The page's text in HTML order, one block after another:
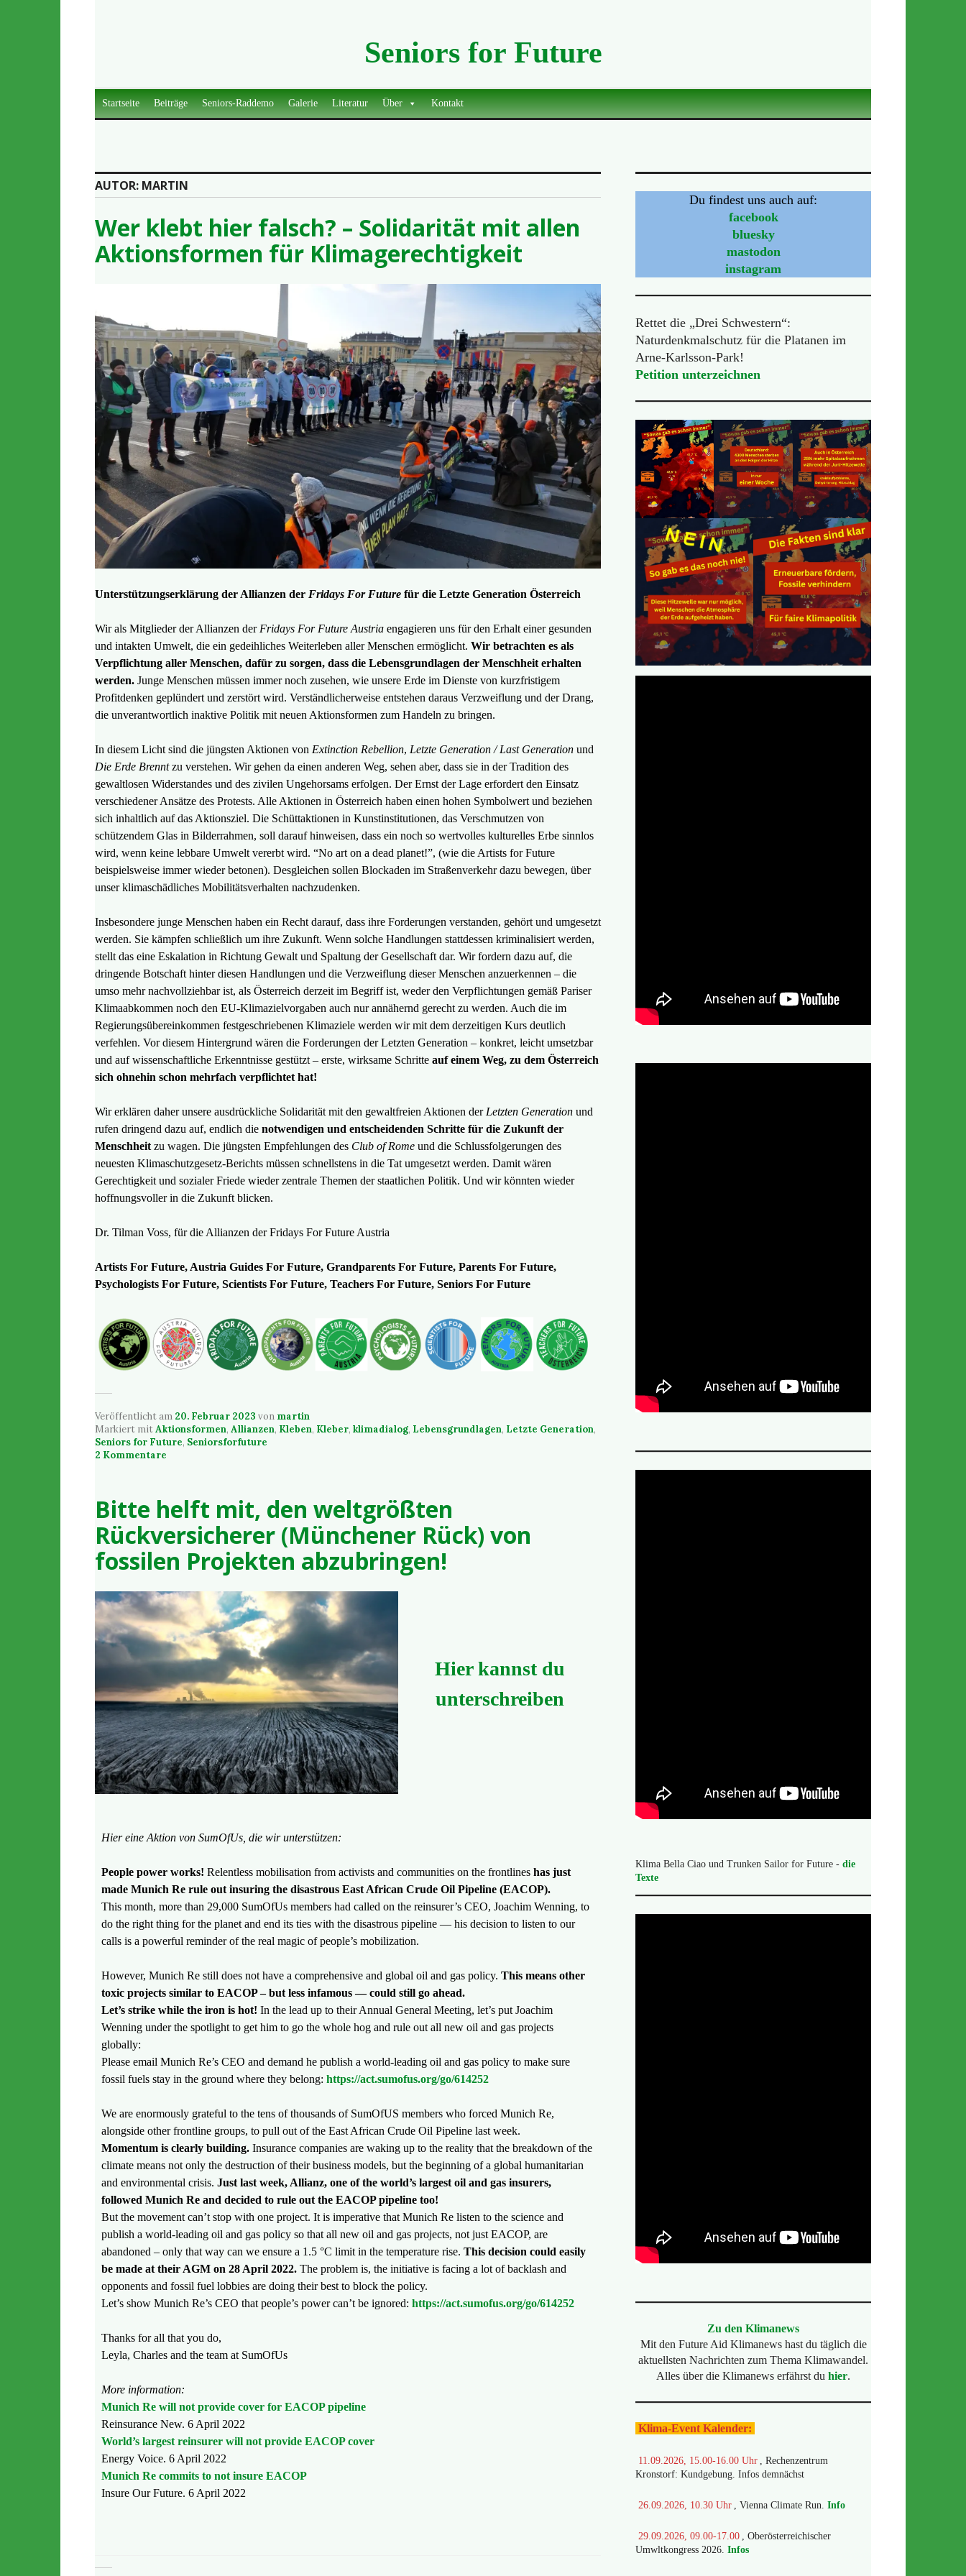
Seniors for Future
Startseite Beiträge Seniors-Raddemo Galerie Literatur Über Kontakt
AUTOR: MARTIN
Wer klebt hier falsch? – Solidarität mit allen
Aktionsformen für Klimagerechtigkeit
Unterstützungserklärung der Allianzen der Fridays For Future für die Letzte Generation Österreich
Wir als Mitglieder der Allianzen derFridays For Future Austria engagieren uns für den Erhalt einer gesunden
und intakten Umwelt, die ein gedeihliches Weiterleben aller Menschen ermöglicht. Wir betrachten es als
Verpflichtung aller Menschen, dafür zu sorgen, dass die Lebensgrundlagen der Menschheit erhalten
werden. Junge Menschen müssen immer noch zusehen, wie unsere Erde im Dienste von kurzfristigem
Profitdenken geplündert und zerstört wird. Verständlicherweise entstehen daraus Verzweiflung und der Drang,
die unverantwortlich inaktive Politik mit neuen Aktionsformen zum Handeln zu bringen.
In diesem Licht sind die jüngsten Aktionen von Extinction Rebellion, Letzte Generation / Last Generation und
Die Erde Brenntzu verstehen. Wir gehen da einen anderen Weg, sehen aber, dass sie in der Tradition des
gewaltlosen Widerstandes und des zivilen Ungehorsams erfolgen. Der Ernst der Lage erfordert den Einsatz
verschiedener Ansätze des Protests. Alle Aktionen in Österreich haben einen hohen Symbolwert und beziehen
sich inhaltlich auf das Aktionsziel. Die Schüttaktionen in Kunstinstitutionen, das Verschmutzen von
schützendem Glas in Bilderrahmen, soll darauf hinweisen, dass ein noch so wertvolles kulturelles Erbe sinnlos
wird, wenn keine lebbare Umwelt vererbt wird. “No art on a dead planet!”, (wie die Artists for Future
beispielsweise immer wieder betonen). Desgleichen sollen Blockaden im Straßenverkehr dazu bewegen, über
unser klimaschädliches Mobilitätsverhalten nachzudenken.
Insbesondere junge Menschen haben ein Recht darauf, dass ihre Forderungen verstanden, gehört und umgesetzt
werden. Sie kämpfen schließlich um ihre Zukunft. Wenn solche Handlungen stattdessen kriminalisiert werden,
stellt das eine Eskalation in Richtung Gewalt und Spaltung der Gesellschaft dar. Wir fordern dazu auf, die
dringende Botschaft hinter diesen Handlungen und die Verzweiflung dieser Menschen anzuerkennen – die
umso mehr nachvollziehbar ist, als Österreich derzeit im Begriff ist, weder den Verpflichtungen gemäß Pariser
Klimaabkommen noch den EU-Klimazielvorgaben auch nur annähernd gerecht zu werden. Auch die im
Regierungsübereinkommen festgeschriebenen Klimaziele werden wir mit dem derzeitigen Kurs deutlich
verfehlen. Vor diesem Hintergrund wären die Forderungen der Letzten Generation – konkret, leicht umsetzbar
und auf wissenschaftliche Erkenntnisse gestützt – erste, wirksame Schritte auf einem Weg, zu dem Österreich
sich ohnehin schon mehrfach verpflichtet hat!
Wir erklären daher unsere ausdrückliche Solidarität mit den gewaltfreien Aktionen derLetzten Generation und
rufen dringend dazu auf, endlich die notwendigen und entscheidenden Schritte für die Zukunft der
Menschheitzu wagen. Die jüngsten Empfehlungen des Club of Rome und die Schlussfolgerungen des
neuesten Klimaschutzgesetz-Berichts müssen schnellstens in die Tat umgesetzt werden. Damit wären
Gerechtigkeit und sozialer Friede wieder zentrale Themen der staatlichen Politik. Und wir könnten wieder
hoffnungsvoller in die Zukunft blicken.
Dr. Tilman Voss, für die Allianzen der Fridays For Future Austria
Artists For Future, Austria Guides For Future, Grandparents For Future, Parents For Future,
Psychologists For Future, Scientists For Future, Teachers For Future, Seniors For Future
Veröffentlicht am 20. Februar 2023 von martin
Markiert mitAktionsformen, Allianzen, Kleben, Kleber, klimadialog, Lebensgrundlagen, Letzte Generation,
Seniors for Future, Seniorsforfuture
2 Kommentare
Bitte helft mit, den weltgrößten
Rückversicherer (Münchener Rück) von
fossilen Projekten abzubringen!
Hier kannst du
unterschreiben
Hier eine Aktion von SumOfUs, die wir unterstützen:
People power works! Relentless mobilisation from activists and communities on the frontlines has just
made Munich Re rule out insuring the disastrous East African Crude Oil Pipeline (EACOP).
This month, more than 29,000 SumOfUs members had called on the reinsurer’s CEO, ​​Joachim Wenning, to
do the right thing for the planet and end its ties with the disastrous pipeline — his decision to listen to our
calls is a powerful reminder of the real magic of people’s mobilization.
However, Munich Re still does not have a comprehensive and global oil and gas policy. This means other
toxic projects similar to EACOP – but less infamous — could still go ahead.
Let’s strike while the iron is hot! In the lead up to their Annual General Meeting, let’s put ​​Joachim
Wenning under the spotlight to get him to go the whole hog and rule out all new oil and gas projects
globally:
Please email Munich Re’s CEO and demand he publish a world-leading oil and gas policy to make sure
fossil fuels stay in the ground where they belong: https://act.sumofus.org/go/614252
We are enormously grateful to the tens of thousands of SumOfUS members who forced Munich Re,
alongside other frontline groups, to pull out of the East African Crude Oil Pipeline last week.
Momentum is clearly building. Insurance companies are waking up to the reality that the breakdown of the
climate means not only the destruction of their business models, but the beginning of a global humanitarian
and environmental crisis. Just last week, Allianz, one of the world’s largest oil and gas insurers,
followed Munich Re and decided to rule out the EACOP pipeline too!
But the movement can’t stop with one project. It is imperative that Munich Re listen to the science and
publish a world-leading oil and gas policy so that all new oil and gas projects, not just EACOP, are
abandoned – only that way can we ensure a 1.5 °C limit in the temperature rise. This decision could easily
be made at their AGM on 28 April 2022. The problem is, the initiative is facing a lot of backlash and
opponents and fossil fuel lobbies are doing their best to block the policy.
Let’s show Munich Re’s CEO that people’s power can’t be ignored: https://act.sumofus.org/go/614252
Thanks for all that you do,
Leyla, Charles and the team at SumOfUs
More information:
Munich Re will not provide cover for EACOP pipeline
Reinsurance New. 6 April 2022
World’s largest reinsurer will not provide EACOP cover
Energy Voice. 6 April 2022
Munich Re commits to not insure EACOP
Insure Our Future. 6 April 2022
Du findest uns auch auf:
facebook
bluesky
mastodon
instagram
Rettet die „Drei Schwestern“:
Naturdenkmalschutz für die Platanen im
Arne-Karlsson-Park!
Petition unterzeichnen
Klima Bella Ciao und Trunken Sailor for Future - die
Texte
Zu den Klimanews
Mit den Future Aid Klimanews hast du täglich die
aktuellsten Nachrichten zum Thema Klimawandel.
Alles über die Klimanews erfährst du hier.
Klima-Event Kalender:
11.09.2026, 15.00-16.00 Uhr
, Rechenzentrum
Kronstorf: Kundgebung. Infos demnächst
26.09.2026, 10.30 Uhr , Vienna Climate Run. Info
29.09.2026, 09.00-17.00
, Oberösterreichischer
Umwltkongress 2026. Infos